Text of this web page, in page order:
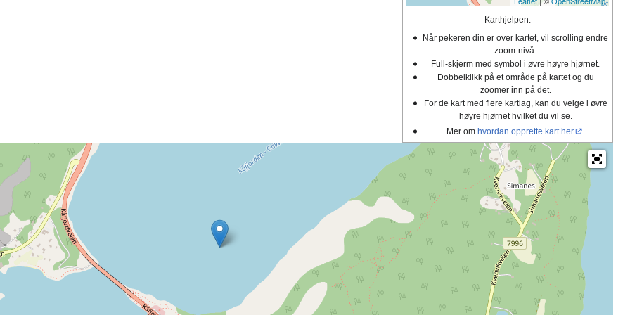
Karthjelpen:
Når pekeren din er over kartet, vil scrolling endre
zoom-nivå.
Full-skjerm med symbol i øvre høyre hjørnet.
Dobbelklikk på et område på kartet og du
zoomer inn på det.
For de kart med flere kartlag, kan du velge i øvre
høyre hjørnet hvilket du vil se.
Mer om hvordan opprette kart her